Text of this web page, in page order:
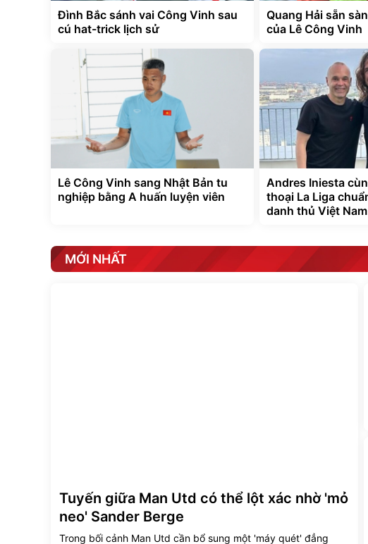
Đình Bắc sánh vai Công Vinh sau
cú hat-trick lịch sử
Quang Hải sẵn
của Lê Công Vinh
Lê Công Vinh sang Nhật Bản tu
nghiệp bằng A huấn luyện viên
Andres Iniesta
thoại La Liga
danh thủ Việt Nam
MỚI NHẤT
Tuyến giữa Man Utd có thể lột xác nhờ 'mỏ
neo' Sander Berge
Trong bối cảnh Man Utd cần bổ sung một 'máy quét' đẳng